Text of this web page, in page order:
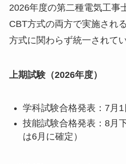
2026年度の第二種電気工事
CBT方式の両方で実施され
方式に関わらず統一されてい
上期試験（2026年度）
学科試験合格発表：7月
技能試験合格発表：8月
は6月に確定）